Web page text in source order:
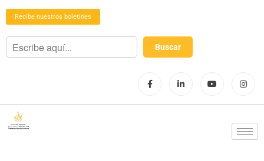
Recibe nuestros boletines